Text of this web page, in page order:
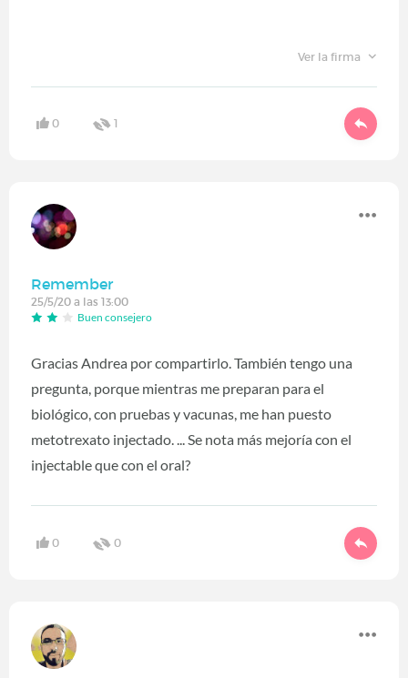
Ver la firma
0 1
Remember
25/5/20 a las 13:00
Buen consejero
GraciasAndrea por compartirlo. También tengo una
pregunta, porque mientras me preparan para el
biológico, con pruebas y vacunas, me han puesto
metotrexato injectado. ... Se nota más mejoría con el
injectable que con el oral?
0 0